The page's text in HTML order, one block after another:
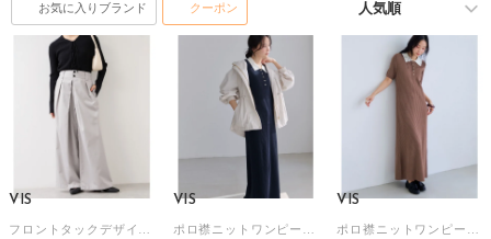
お気に入りブランド クーポン
VIS VIS VIS